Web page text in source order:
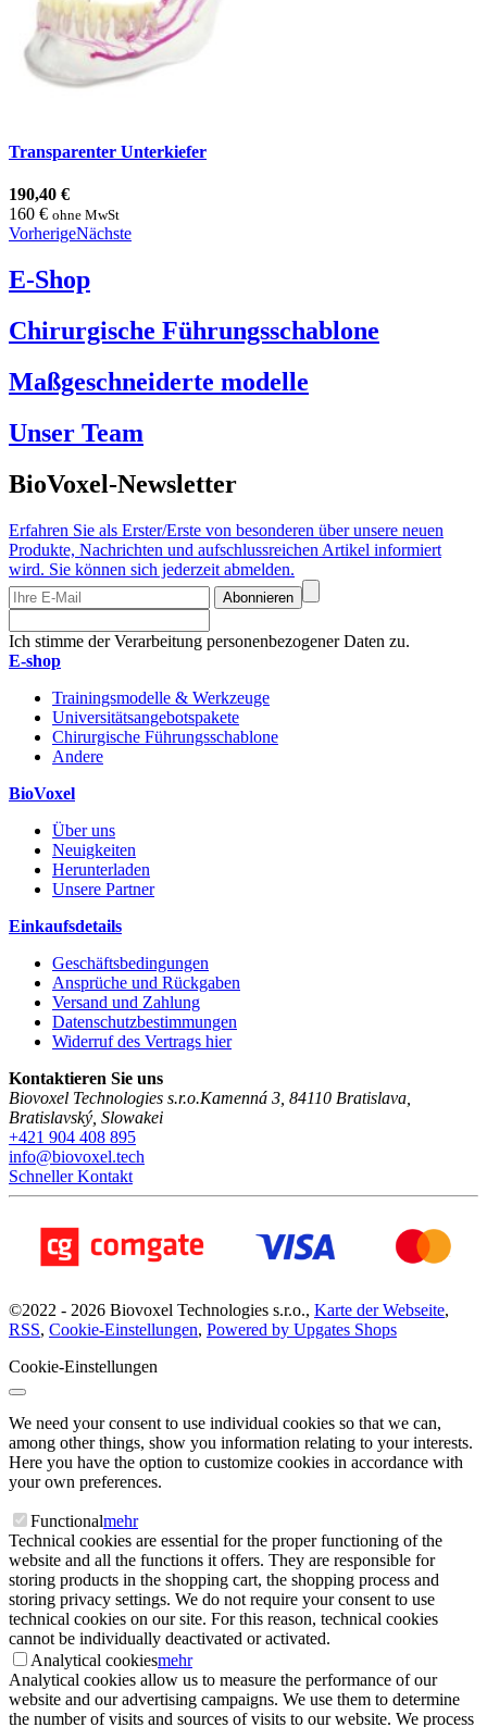
Transparenter Unterkiefer
190,40 €
160 € ohne MwSt
VorherigeNächste
E-Shop
Chirurgische Führungsschablone
Maßgeschneiderte modelle
Unser Team
BioVoxel-Newsletter
Erfahren Sie als Erster/Erste von besonderen über unsere neuen
Produkte, Nachrichten und aufschlussreichen Artikel informiert
wird. Sie können sich jederzeit abmelden.
Abonnieren
Ich stimme der Verarbeitung personenbezogener Daten zu.
E-shop
Trainingsmodelle & Werkzeuge
Universitätsangebotspakete
Chirurgische Führungsschablone
Andere
BioVoxel
Über uns
Neuigkeiten
Herunterladen
Unsere Partner
Einkaufsdetails
Geschäftsbedingungen
Ansprüche und Rückgaben
Versand und Zahlung
Datenschutzbestimmungen
Widerruf des Vertrags hier
Kontaktieren Sie uns
Biovoxel Technologies s.r.o.Kamenná 3 84110 Bratislava
Bratislavský Slowakei
+421 904 408 895
info@biovoxel.tech
Schneller Kontakt
©2022 - 2026 Biovoxel Technologies s.r.o., Karte der Webseite,
RSS, Cookie-Einstellungen, Powered by Upgates Shops
Cookie-Einstellungen
We need your consent to use individual cookies so that we can,
among other things, show you information relating to your interests.
Here you have the option to customize cookies in accordance with
your own preferences.
Functionalmehr
Technical cookies are essential for the proper functioning of the
website and all the functions it offers. They are responsible for
storing products in the shopping cart, the shopping process and
storing privacy settings. We do not require your consent to use
technical cookies on our site. For this reason, technical cookies
cannot be individually deactivated or activated.
Analytical cookiesmehr
Analytical cookies allow us to measure the performance of our
website and our advertising campaigns. We use them to determine
the number of visits and sources of visits to our website. We process